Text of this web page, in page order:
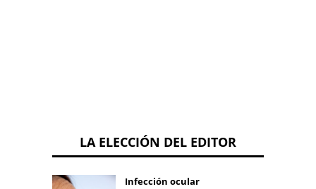
LA ELECCIÓN DEL EDITOR
Infección ocular